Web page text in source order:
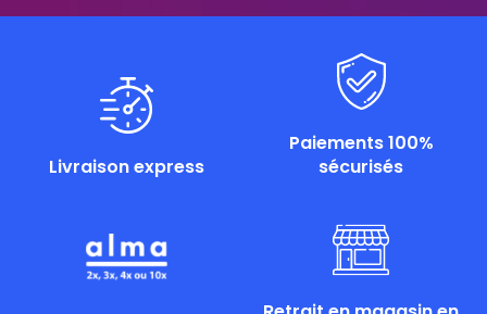
Livraison express
Paiements 100%
sécurisés